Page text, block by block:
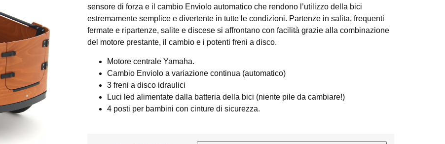
sensore di forza e il cambio Enviolo automatico che rendono l’utilizzo della bici
estremamente semplice e divertente in tutte le condizioni. Partenze in salita, frequenti
fermate e ripartenze, salite e discese si affrontano con facilità grazie alla combinazione
del motore prestante, il cambio e i potenti freni a disco.
Motore centrale Yamaha.
Cambio Enviolo a variazione continua (automatico)
3 freni a disco idraulici
Luci led alimentate dalla batteria della bici (niente pile da cambiare!)
4 posti per bambini con cinture di sicurezza.